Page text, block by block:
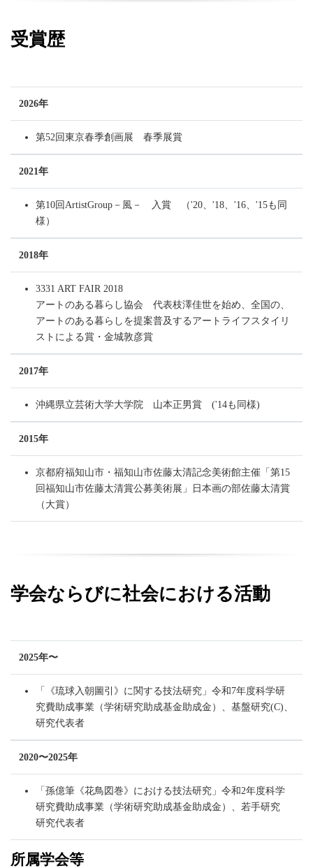
受賞歴
2026年
第52回東京春季創画展 春季展賞
2021年
第10回ArtistGroup－風－ 入賞 （'20、'18、'16、'15も同
様）
2018年
3331 ART FAIR 2018
アートのある暮らし協会 代表枝澤佳世を始め、全国の、
アートのある暮らしを提案普及するアートライフスタイリ
ストによる賞・金城敦彦賞
2017年
沖縄県立芸術大学大学院 山本正男賞 ​('14も同様)
2015年
京都府福知山市・福知山市佐藤太清記念美術館主催「第15
回福知山市佐藤太清賞公募美術展」日本画の部佐藤太清賞
（大賞）
学会ならびに社会における活動
2025年〜
「《琉球入朝圖引》に関する技法研究」令和7年度科学研
究費助成事業（学術研究助成基金助成金）、基盤研究(C)、
研究代表者
2020〜2025年
「孫億筆《花鳥図巻》における技法研究」令和2年度科学
研究費助成事業（学術研究助成基金助成金）、若手研究
研究代表者
所属学会等